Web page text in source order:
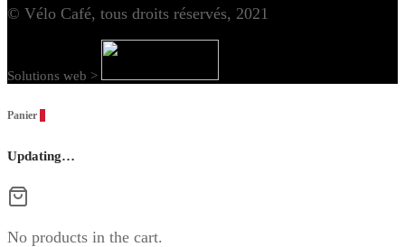
© Vélo Café, tous droits réservés, 2021
Solutions web >
Panier
Updating…
No products in the cart.